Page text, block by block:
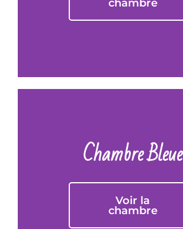
chambre
Chambre Bleue
Voir la
chambre